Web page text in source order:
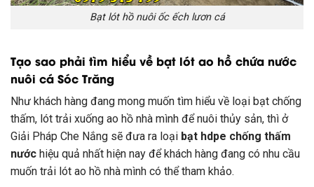
Bạt lót hồ nuôi ốc ếch lươn cá
Tạo sao phải tìm hiểu về bạt lót ao hồ chứa nước
nuôi cá Sóc Trăng
Như khách hàng đang mong muốn tìm hiểu về loại bạt chống
thấm, lót trải xuống ao hồ nhà mình để nuôi thủy sản, thì ở
Giải Pháp Che Nắng sẽ đưa ra loại bạt hdpe chống thấm
nước hiệu quả nhất hiện nay để khách hàng đang có nhu cầu
muốn trải lót ao hồ nhà mình có thể tham khảo.